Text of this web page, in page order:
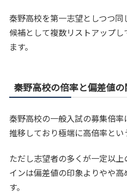
秦野高校を第一志望としつつ
候補として複数リストアップ
ます。
秦野高校の倍率と偏差値
秦野高校の一般入試の募集倍
推移しており極端に高倍率とい
ただし志望者の多くが一定以
インは偏差値の印象よりやや
す。